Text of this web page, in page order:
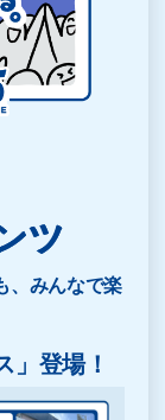
ツ
、みんなで楽
」登場！